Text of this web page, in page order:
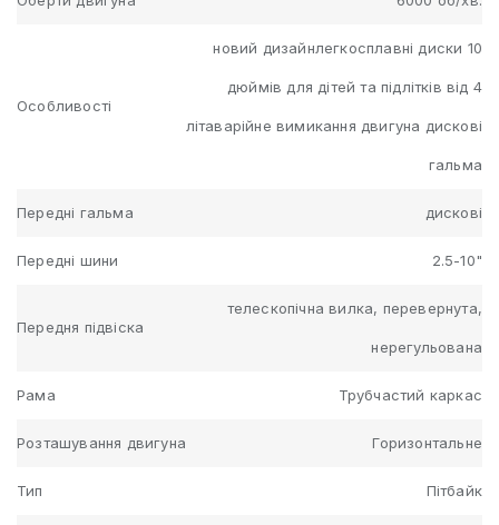
Особливості
новий дизайнлегкосплавні диски 10
дюймів для дітей та підлітків від 4
літаварійне вимикання двигуна дискові
гальма
Передні гальма дискові
Передні шини 2.5-10"
Передня підвіска
телескопічна вилка, перевернута,
нерегульована
Рама Трубчастий каркас
Розташування двигуна Горизонтальне
Тип Пітбайк